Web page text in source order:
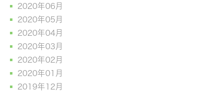
2020年06月
2020年05月
2020年04月
2020年03月
2020年02月
2020年01月
2019年12月